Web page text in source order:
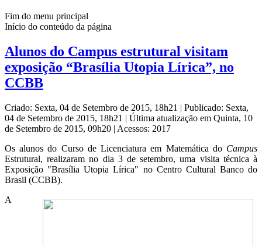
Fim do menu principal
Início do conteúdo da página
Alunos do Campus estrutural visitam
exposição “Brasília Utopia Lírica”, no
CCBB
Criado: Sexta, 04 de Setembro de 2015, 18h21 | Publicado: Sexta,
04 de Setembro de 2015, 18h21 | Última atualização em Quinta, 10
de Setembro de 2015, 09h20 | Acessos: 2017
Os alunos do Curso de Licenciatura em Matemática doCampus
Estrutural, realizaram no dia 3 de setembro, uma visita técnica à
Exposição "Brasília Utopia Lírica" no Centro Cultural Banco do
Brasil (CCBB).
A